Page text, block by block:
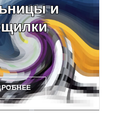
и